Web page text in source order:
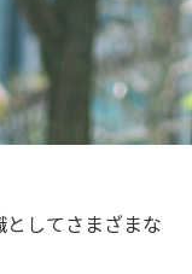
してさまざまな